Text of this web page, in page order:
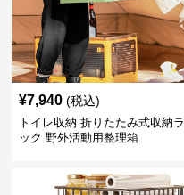
¥7,940 (税込)
トイレ収納 折りたたみ式収納ラ
ック 野外活動用整理箱